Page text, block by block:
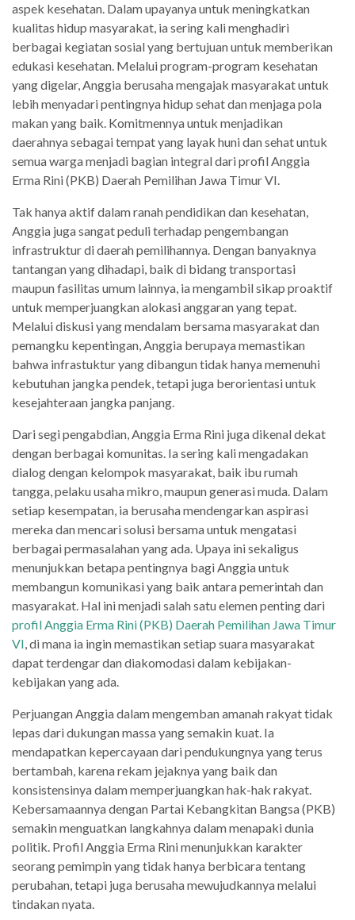
aspek kesehatan. Dalam upayanya untuk meningkatkan
kualitas hidup masyarakat, ia sering kali menghadiri
berbagai kegiatan sosial yang bertujuan untuk memberikan
edukasi kesehatan. Melalui program-program kesehatan
yang digelar, Anggia berusaha mengajak masyarakat untuk
lebih menyadari pentingnya hidup sehat dan menjaga pola
makan yang baik. Komitmennya untuk menjadikan
daerahnya sebagai tempat yang layak huni dan sehat untuk
semua warga menjadi bagian integral dari profil Anggia
Erma Rini (PKB) Daerah Pemilihan Jawa Timur VI.
Tak hanya aktif dalam ranah pendidikan dan kesehatan,
Anggia juga sangat peduli terhadap pengembangan
infrastruktur di daerah pemilihannya. Dengan banyaknya
tantangan yang dihadapi, baik di bidang transportasi
maupun fasilitas umum lainnya, ia mengambil sikap proaktif
untuk memperjuangkan alokasi anggaran yang tepat.
Melalui diskusi yang mendalam bersama masyarakat dan
pemangku kepentingan, Anggia berupaya memastikan
bahwa infrastuktur yang dibangun tidak hanya memenuhi
kebutuhan jangka pendek, tetapi juga berorientasi untuk
kesejahteraan jangka panjang.
Dari segi pengabdian, Anggia Erma Rini juga dikenal dekat
dengan berbagai komunitas. Ia sering kali mengadakan
dialog dengan kelompok masyarakat, baik ibu rumah
tangga, pelaku usaha mikro, maupun generasi muda. Dalam
setiap kesempatan, ia berusaha mendengarkan aspirasi
mereka dan mencari solusi bersama untuk mengatasi
berbagai permasalahan yang ada. Upaya ini sekaligus
menunjukkan betapa pentingnya bagi Anggia untuk
membangun komunikasi yang baik antara pemerintah dan
masyarakat. Hal ini menjadi salah satu elemen penting dari
profil Anggia Erma Rini (PKB) Daerah Pemilihan Jawa Timur
VI, di mana ia ingin memastikan setiap suara masyarakat
dapat terdengar dan diakomodasi dalam kebijakan-
kebijakan yang ada.
Perjuangan Anggia dalam mengemban amanah rakyat tidak
lepas dari dukungan massa yang semakin kuat. Ia
mendapatkan kepercayaan dari pendukungnya yang terus
bertambah, karena rekam jejaknya yang baik dan
konsistensinya dalam memperjuangkan hak-hak rakyat.
Kebersamaannya dengan Partai Kebangkitan Bangsa (PKB)
semakin menguatkan langkahnya dalam menapaki dunia
politik. Profil Anggia Erma Rini menunjukkan karakter
seorang pemimpin yang tidak hanya berbicara tentang
perubahan, tetapi juga berusaha mewujudkannya melalui
tindakan nyata.